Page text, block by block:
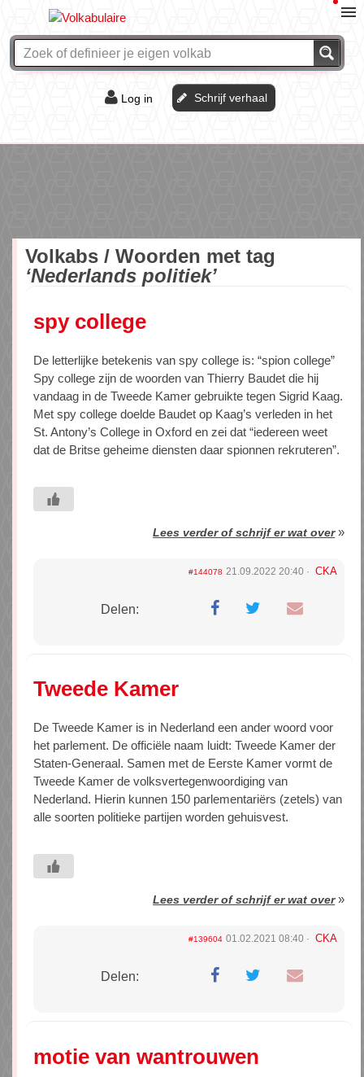
Log in Schrijf verhaal
Volkabs / Woorden met tag
‘Nederlands politiek’
spy college
De letterlijke betekenis van spy college is: “spion college”
Spy college zijn de woorden van Thierry Baudet die hij
vandaag in de Tweede Kamer gebruikte tegen Sigrid Kaag.
Met spy college doelde Baudet op Kaag’s verleden in het
St. Antony’s College in Oxford en zei dat “iedereen weet
dat de Britse geheime diensten daar spionnen rekruteren”.
Lees verder of schrijf er wat over»
#144078 21.09.2022 20:40 CKA
Delen:
Tweede Kamer
De Tweede Kamer is in Nederland een ander woord voor
het parlement. De officiële naam luidt: Tweede Kamer der
Staten-Generaal. Samen met de Eerste Kamer vormt de
Tweede Kamer de volksvertegenwoordiging van
Nederland. Hierin kunnen 150 parlementariërs (zetels) van
alle soorten politieke partijen worden gehuisvest.
Lees verder of schrijf er wat over»
#139604 01.02.2021 08:40 CKA
Delen:
motie van wantrouwen